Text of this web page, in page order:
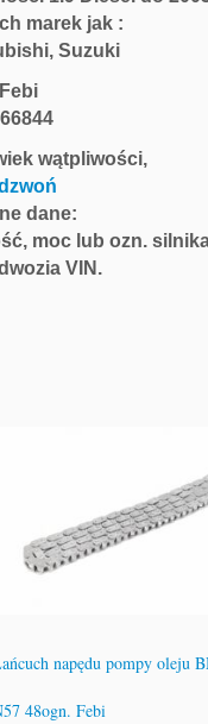
marek jak :
Suzuki
wątpliwości,
dane:
moc lub ozn.
VIN.
napędu pompy oleju
48ogn. Febi